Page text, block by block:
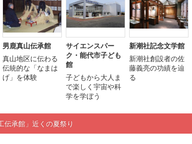
男鹿真山伝承館
真山地区に伝わる
伝統的な「なまは
げ」を体験
サイエンスパー
ク・能代市子ども
館
子どもから大人ま
で楽しく宇宙や科
学を学ぼう
新潮社記念文学館
新潮社創設者の佐
藤義亮の功績を辿
る
伝承館」近くの夏祭り